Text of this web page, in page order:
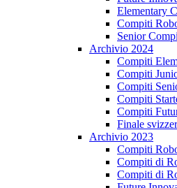
Elementary
Compiti
Senior
Archivio 2024
Compiti
Compiti
Compiti
Compiti
Compiti
Finale
Archivio 2023
Compiti
Compiti di
Compiti di